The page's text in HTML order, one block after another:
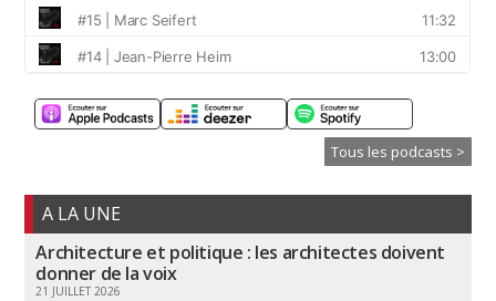
Tous les podcasts >
A LA UNE
Architecture et politique : les architectes doivent
donner de la voix
21 JUILLET 2026